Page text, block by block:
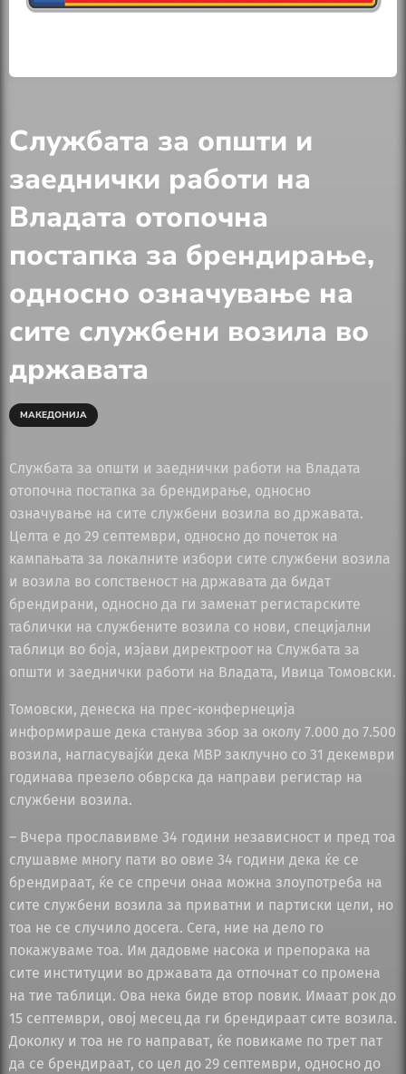
Службата за општи и
заеднички работи на
Владата отопочна
постапка за брендирање,
односно означување на
сите службени возила во
државата
МАКЕДОНИЈА
Службата за општи и заеднички работи на Владата
отопочна постапка за брендирање, односно
означување на сите службени возила во државата.
Целта е до 29 септември, односно до почеток на
кампањата за локалните избори сите службени возила
и возила во сопственост на државата да бидат
брендирани, односно да ги заменат регистарските
таблички на службените возила со нови, специјални
таблици во боја, изјави директроот на Службата за
општи и заеднички работи на Владата, Ивица Томовски.
Томовски, денеска на прес-конфернеција
информираше дека станува збор за околу 7.000 до 7.500
возила, нагласувајќи дека МВР заклучно со 31 декември
годинава презело обврска да направи регистар на
службени возила.
– Вчера прославивме 34 години независност и пред тоа
слушавме многу пати во овие 34 години дека ќе се
брендираат, ќе се спречи онаа можна злоупотреба на
сите службени возила за приватни и партиски цели, но
тоа не се случило досега. Сега, ние на дело го
покажуваме тоа. Им дадовме насока и препорака на
сите институции во државата да отпочнат со промена
на тие таблици. Ова нека биде втор повик. Имаат рок до
15 септември, овој месец да ги брендираат сите возила.
Доколку и тоа не го направат, ќе повикаме по трет пат
да се брендираат, со цел до 29 септември, односно до